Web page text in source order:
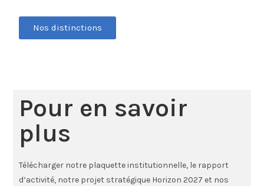
Nos distinctions
Pour en savoir
plus
Télécharger notre plaquette institutionnelle, le rapport
d’activité, notre projet stratégique Horizon 2027 et nos